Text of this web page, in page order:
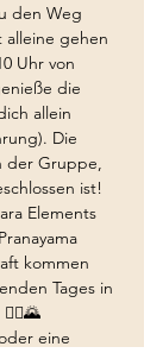
den Weg
gehen
Uhr von
die
allein
Die
der Gruppe,
ist!
Elements
kommen
Tages in
eine